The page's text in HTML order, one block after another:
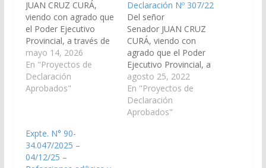
JUAN CRUZ CURÁ,
viendo con agrado que
el Poder Ejecutivo
Provincial, a través de
la Secretaria de Obras
públicas dependiente
de la Jefatura de
Gabinete de Ministros
y recursos necesarios
para la construcción de
un tinglado deportivo…
mayo 14, 2026
En "Proyectos de
Declaración
Aprobados"
Declaración Nº 307/22
Del señor
Senador JUAN CRUZ
CURÁ, viendo con
agrado que el Poder
Ejecutivo Provincial, a
través de la Dirección
de Vialidad de la
Provincia, disponga las
medidas y recursos
agosto 25, 2022
En "Proyectos de
Declaración
Aprobados"
Expte. N° 90-
34.047/2025 –
04/12/25 –